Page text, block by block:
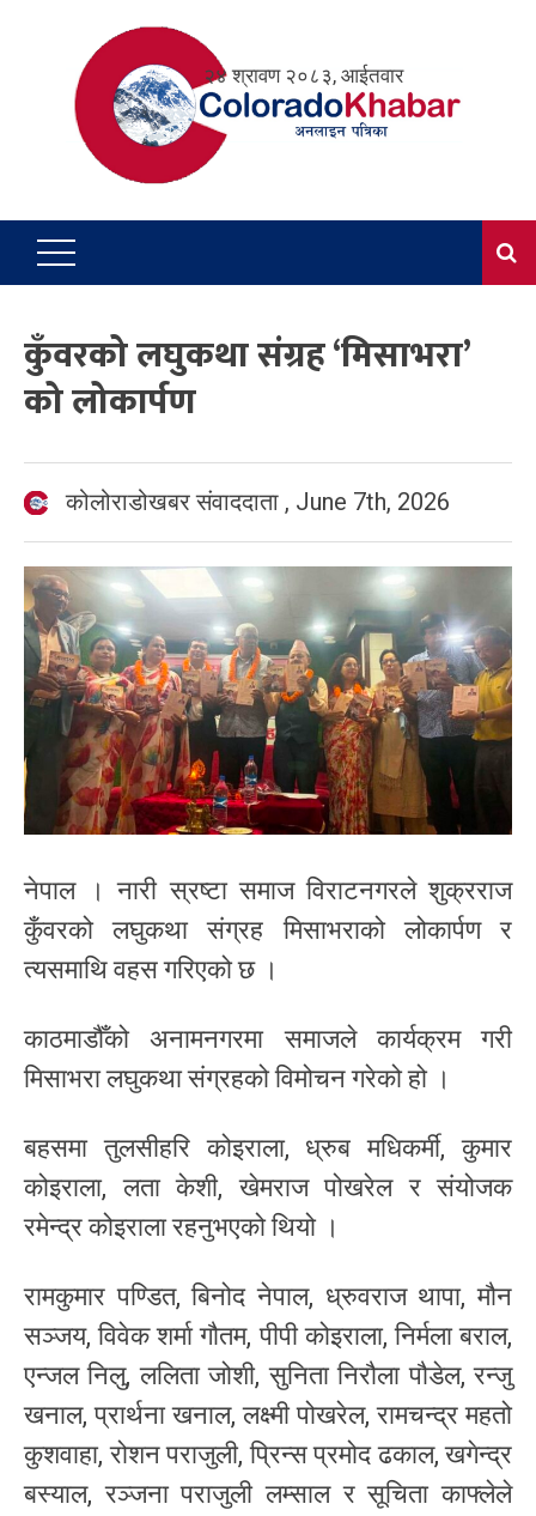
२४ श्रावण २०८३, आईतवार
कुँवरको लघुकथा संग्रह ‘मिसाभरा’
को लोकार्पण
कोलोराडोखबर संवाददाता , June 7th, 2026
नेपाल । नारी स्रष्टा समाज विराटनगरले शुक्रराज
कुँवरको लघुकथा संग्रह मिसाभराको लोकार्पण र
त्यसमाथि वहस गरिएको छ ।
काठमाडौँको अनामनगरमा समाजले कार्यक्रम गरी
मिसाभरा लघुकथा संग्रहको विमोचन गरेको हो ।
बहसमा तुलसीहरि कोइराला, ध्रुब मधिकर्मी, कुमार
कोइराला, लता केशी, खेमराज पोखरेल र संयोजक
रमेन्द्र कोइराला रहनुभएको थियो ।
रामकुमार पण्डित, बिनोद नेपाल, ध्रुवराज थापा, मौन
सञ्जय, विवेक शर्मा गौतम, पीपी कोइराला, निर्मला बराल,
एन्जल निलु, ललिता जोशी, सुनिता निरौला पौडेल, रन्जु
खनाल, प्रार्थना खनाल, लक्ष्मी पोखरेल, रामचन्द्र महतो
कुशवाहा, रोशन पराजुली, प्रिन्स प्रमोद ढकाल, खगेन्द्र
बस्याल, रञ्जना पराजुली लम्साल र सूचिता काफ्लेले